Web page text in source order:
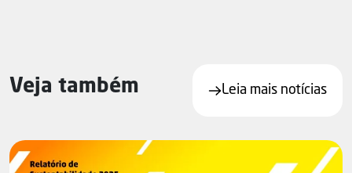
Veja também Leia mais notícias